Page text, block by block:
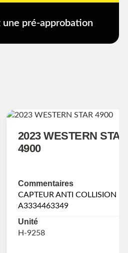
une pré-approbation
2023 WESTERN STAR
4900
Commentaires
CAPTEUR ANTI COLLISION P/
A3334463349
Unité
H-9258